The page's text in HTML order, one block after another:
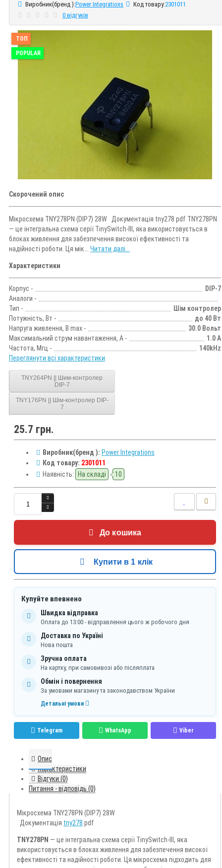
Виробник(бренд ):Power Integrations Код товару:2301011
0 відгуків
ТОП
POPULAR
Скорочений опис
Мікросхема TNY278PN (DIP7) 28W Документація tny278 pdf TNY278PN
— це інтегральна схема серії TinySwitch-III, яка використовується в
блоках живлення для забезпечення високої ефективності та
надійності роботи. Ця мік... Читати далі...
Характеристики
Корпус -
DIP-7
Аналоги -
Тип -
Шім контролер
Потужність, Вт -
до 40 Вт
Напруга живлення, В max -
30.0 Вольт
Максимальний струм навантаження, А -
1.0 А
Частота, Мгц -
140kHz
Переглянути всі характеристики
TNY264PN || Шим-контролер
DIP-7
TNY176PN || Шім-контролер DIP-
7
25.7 грн.
Виробник(бренд ): Power Integrations
Код товару: 2301011
Наявність:
На складі 10
До кошика
Купити в 1 клік
Купуйте впевнено
Швидка відправка
Оплата до 13:00 - відправлення цього ж робочого дня
Доставка по Україні
Нова пошта
Зручна оплата
На картку, при самовивозі або післяплата
Обмін і повернення
За умовами магазину та законодавством України
Детальні умови
Telegram WhatsApp Viber
Опис
Характеристики
Відгуки (0)
Питання - відповідь (0)
Мікросхема TNY278PN (DIP7) 28W
Документація tny278 pdf
TNY278PN — це інтегральна схема серії TinySwitch-III, яка
використовується в блоках живлення для забезпечення високої
ефективності та надійності роботи. Ця мікросхема підходить для